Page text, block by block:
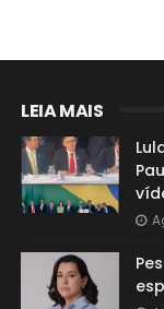
LEIA MAIS